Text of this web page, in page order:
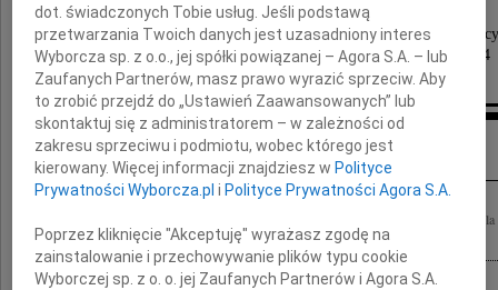
Zamiast kwiatów prosimy o wsparcie Fundacji
nr konta: 96 1030 0019 0109 8530 0030 6564
Kondolencje
Z ogromnym żalem żegnamy Kochanego Wujka Andrzeja Olechowskiego Byłeś
Osobą, która zawsze miała dla nas czas i do której mogliśmy zwrócić się z...
dot. świadczonych Tobie usług. Jeśli podstawą
przetwarzania Twoich danych jest uzasadniony interes
Wyborcza sp. z o.o., jej spółki powiązanej – Agora S.A. – lub
Zaufanych Partnerów, masz prawo wyrazić sprzeciw. Aby
to zrobić przejdź do „Ustawień Zaawansowanych” lub
skontaktuj się z administratorem – w zależności od
zakresu sprzeciwu i podmiotu, wobec którego jest
kierowany. Więcej informacji znajdziesz wPolityce
Prywatności Wyborcza.pl iPolityce Prywatności Agora S.A.
Poprzez kliknięcie "Akceptuję" wyrażasz zgodę na
zainstalowanie i przechowywanie plików typu cookie
Wyborczej sp. z o. o. jej Zaufanych Partnerów i Agora S.A.